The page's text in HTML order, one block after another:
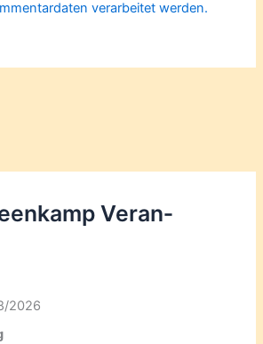
verarbeitet werden.
Veran­
2026